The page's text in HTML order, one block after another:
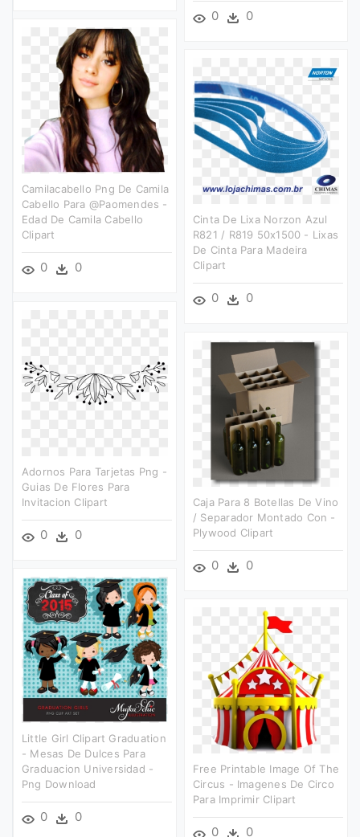
0 0
Camilacabello Png De Camila
Cabello Para @paomendes -
Edad De Camila Cabello
Clipart
0 0
Cinta De Lixa Norzon Azul
R821 / R819 50x1500 - Lixas
De Cinta Para Madeira
Clipart
0 0
Adornos Para Tarjetas Png -
Guias De Flores Para
Invitacion Clipart
0 0
Caja Para 8 Botellas De Vino
/ Separador Montado Con -
Plywood Clipart
0 0
Little Girl Clipart Graduation
- Mesas De Dulces Para
Graduacion Universidad -
Png Download
0 0
Free Printable Image Of The
Circus - Imagenes De Circo
Para Imprimir Clipart
0 0